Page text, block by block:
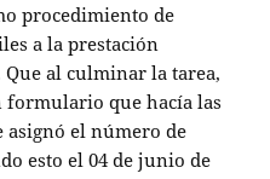
procedimiento de
a la prestación
al culminar la tarea,
formulario que hacía las
asignó el número de
esto el 04 de junio de